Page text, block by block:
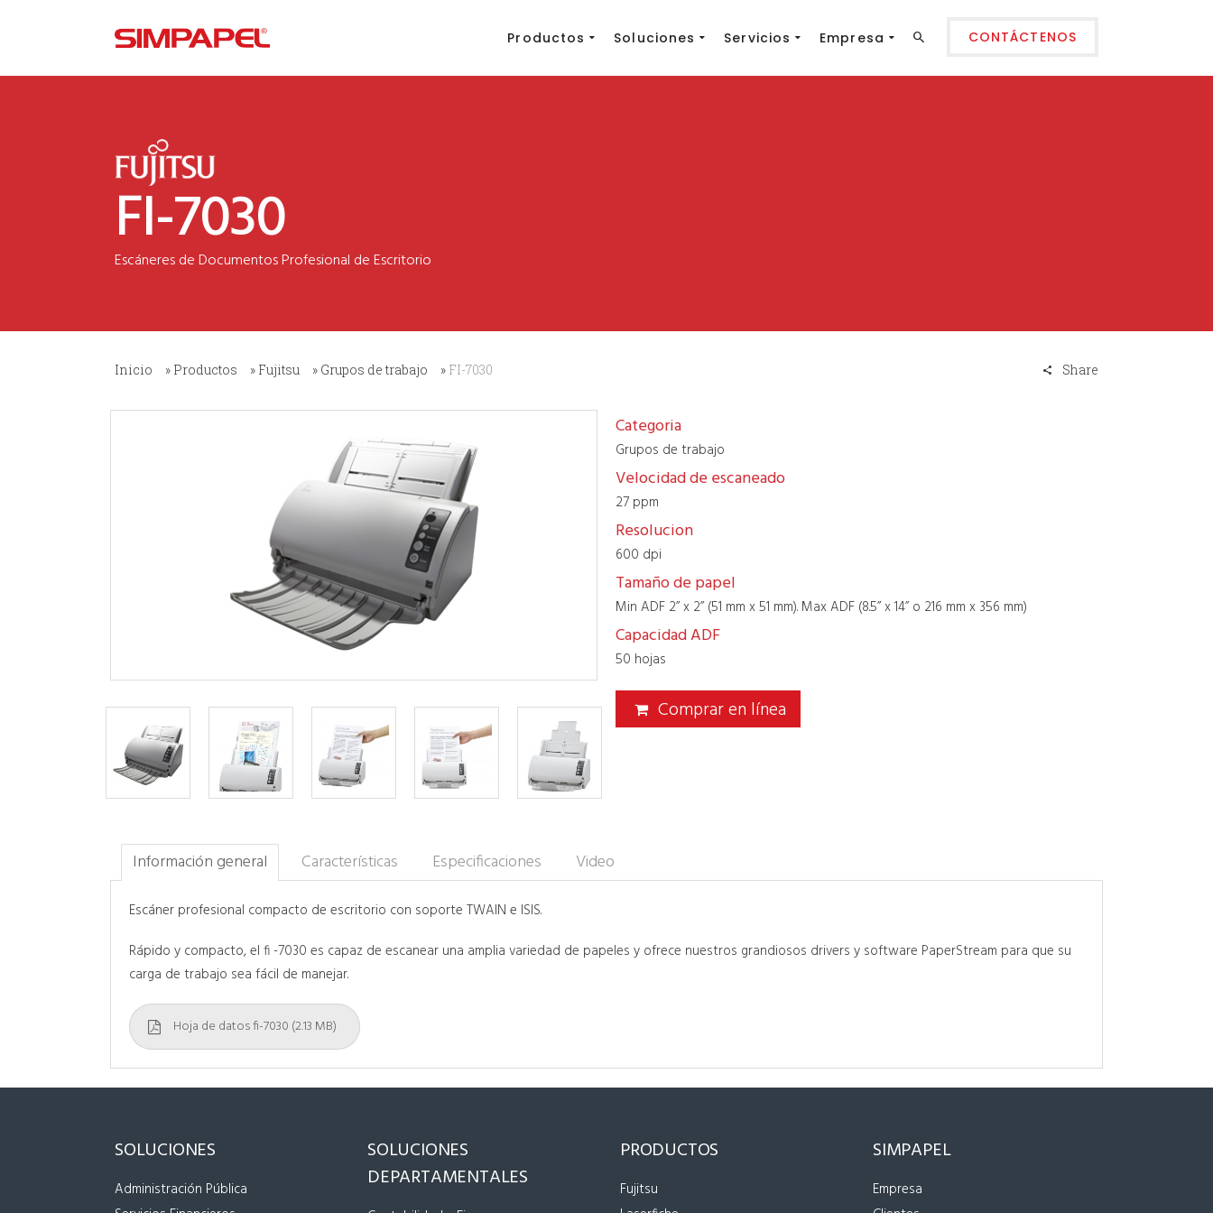
Productos Soluciones Servicios Empresa CONTÁCTENOS
FI-7030
Inicio » Productos » Fujitsu » Grupos de trabajo » FI-7030 Share
Categoria
Grupos de trabajo
Velocidad de escaneado
27 ppm
Resolucion
600 dpi
Tamaño de papel
Min ADF 2” x 2” (51 mm x 51 mm). Max ADF (8.5” x 14” o 216 mm x 356 mm)
Capacidad ADF
50 hojas
Comprar en línea
Información general Características Especificaciones Video
Escáner profesional compacto de escritorio con soporte TWAIN e ISIS.
Rápido y compacto, el fi -7030 es capaz de escanear una amplia variedad de papeles y ofrece nuestros grandiosos drivers y software PaperStream para que su
carga de trabajo sea fácil de manejar.
Hoja de datos fi-7030 (2.13 MB)
SOLUCIONES
Administración Pública
SOLUCIONES
DEPARTAMENTALES
PRODUCTOS
Fujitsu
SIMPAPEL
Empresa